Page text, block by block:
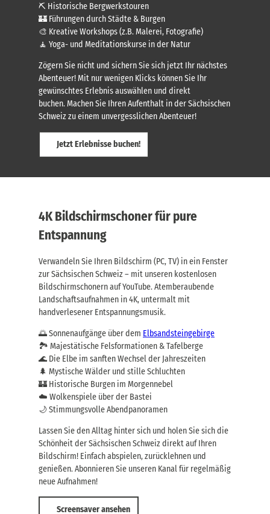
⛏️ Historische Bergwerkstouren
🏰 Führungen durch Städte & Burgen
🎨 Kreative Workshops (z.B. Malerei, Fotografie)
🧘 Yoga- und Meditationskurse in der Natur
Zögern Sie nicht und sichern Sie sich jetzt Ihr nächstes
Abenteuer! Mit nur wenigen Klicks können Sie Ihr
gewünschtes Erlebnis auswählen und direkt
buchen. Machen Sie Ihren Aufenthalt in der Sächsischen
Schweiz zu einem unvergesslichen Abenteuer!
Jetzt Erlebnisse buchen!
4K Bildschirmschoner für pure
Entspannung
Verwandeln Sie Ihren Bildschirm (PC, TV) in ein Fenster
zur Sächsischen Schweiz – mit unseren kostenlosen
Bildschirmschonern auf YouTube. Atemberaubende
Landschaftsaufnahmen in 4K, untermalt mit
handverlesener Entspannungsmusik.
🌅 Sonnenaufgänge über dem Elbsandsteingebirge
🏞️ Majestätische Felsformationen & Tafelberge
🌊 Die Elbe im sanften Wechsel der Jahreszeiten
🌲 Mystische Wälder und stille Schluchten
🏰 Historische Burgen im Morgennebel
☁️ Wolkenspiele über der Bastei
🌙 Stimmungsvolle Abendpanoramen
Lassen Sie den Alltag hinter sich und holen Sie sich die
Schönheit der Sächsischen Schweiz direkt auf Ihren
Bildschirm! Einfach abspielen, zurücklehnen und
genießen. Abonnieren Sie unseren Kanal für regelmäßig
neue Aufnahmen!
Screensaver ansehen